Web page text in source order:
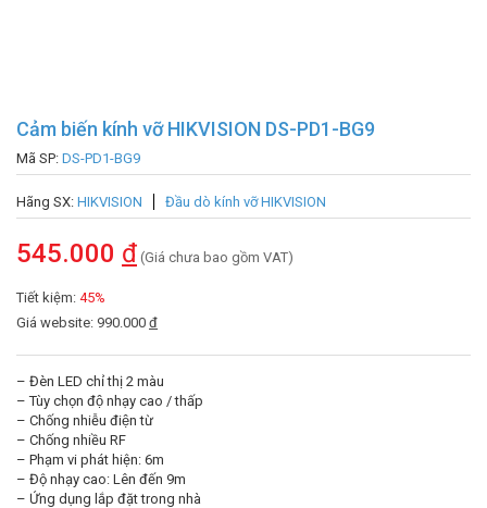
Cảm biến kính vỡ HIKVISION DS-PD1-BG9
Mã SP: DS-PD1-BG9
Hãng SX: HIKVISION Đầu dò kính vỡ HIKVISION
545.000 đ (Giá chưa bao gồm VAT)
Tiết kiệm: 45%
Giá website: 990.000 đ
– Đèn LED chỉ thị 2 màu
– Tùy chọn độ nhạy cao / thấp
– Chống nhiễu điện từ
– Chống nhiều RF
– Phạm vi phát hiện: 6m
– Độ nhạy cao: Lên đến 9m
– Ứng dụng lắp đặt trong nhà